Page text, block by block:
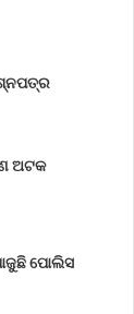
ଅଟକ
ପୋଲିସ